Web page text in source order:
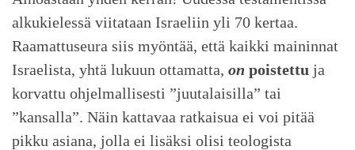
alkukielessä viitataan Israeliin yli 70 kertaa.
Raamattuseura siis myöntää, että kaikki maininnat
Israelista, yhtä lukuun ottamatta, on poistettu ja
korvattu ohjelmallisesti ”juutalaisilla” tai
”kansalla”. Näin kattavaa ratkaisua ei voi pitää
pikku asiana, jolla ei lisäksi olisi teologista